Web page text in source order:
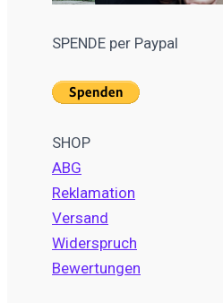
SPENDE per Paypal
SHOP
ABG
Reklamation
Versand
Widerspruch
Bewertungen